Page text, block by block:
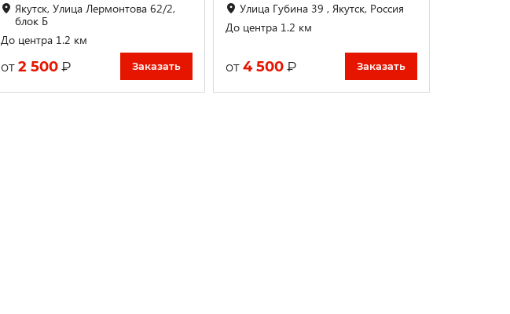
Якутск, Улица Лермонтова 62/2,
блок Б
До центра 1.2 км
от2 500 ₽ Заказать
Улица Губина 39 , Якутск, Россия
До центра 1.2 км
от4 500 ₽ Заказать